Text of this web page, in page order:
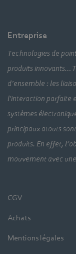
Entreprise
Technologies de
produits innovants…
d’ensemble : les
l'interaction parfaite
systèmes
principaux atouts
produits. En effet,
mouvement avec
CGV
Achats
Mentions légales